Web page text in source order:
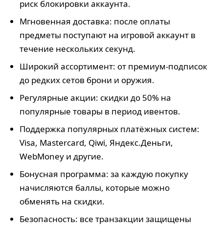
риск блокировки аккаунта.
Мгновенная доставка: после оплаты
предметы поступают на игровой аккаунт в
течение нескольких секунд.
Широкий ассортимент: от премиум-подписок
до редких сетов брони и оружия.
Регулярные акции: скидки до 50% на
популярные товары в период ивентов.
Поддержка популярных платёжных систем:
Visa, Mastercard, Qiwi, Яндекс.Деньги,
WebMoney и другие.
Бонусная программа: за каждую покупку
начисляются баллы, которые можно
обменять на скидки.
Безопасность: все транзакции защищены